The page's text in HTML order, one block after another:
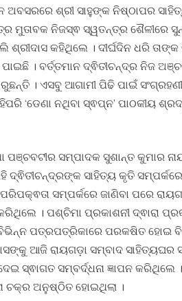
ଶ୍ରୀ ସାହୁଙ୍କ ନିଷ୍ଠାପର
ମୁତାବକ ନିଜସ୍ଵ ସ୍ୱତନ୍ତ୍ର ଶୈଳୀରେ
କହିଥିଲେ । ଦୀର୍ଘଦିନ ଧରି
ପାଇଛି । ବର୍ତ୍ତମାନ ଦ୍ଵିତୀଚନ୍ଦ୍ର ନିଜ
। ଏସବୁ ଆଗାମୀ ପିଢି ପାଇଁ
‘ଡେଣା ନଥିବା ସ୍ଵପ୍ନ’ ପାଠକୀୟ
ପଞ୍ଚବଟୀର ସମ୍ପାଦକ ସୁଶାନ୍ତ କୁମାର
ଦ୍ଵିତୀଚନ୍ଦ୍ରଙ୍କ ସାହିତ୍ୟ କୃତି
ସମ୍ପର୍କରେ ଜାଣିବା ପରେ
। ପଶ୍ଚିମା ପ୍ରକାଶନୀ ଦ୍ଵାରା
ପତ୍ରପତ୍ରିକାରେ ପରକଷିତ ହୋଇ
ଆଜି ରାୟଗଡ଼ା ସମ୍ବାଦ ସାହିତ୍ୟଘର
ସମ୍ବର୍ଦ୍ଧନା ଜ୍ଞାପନ କରିଥିଲେ
ଚକ୍ର ଅନୁଷ୍ଠିତ ହୋଇଥିଲା ।